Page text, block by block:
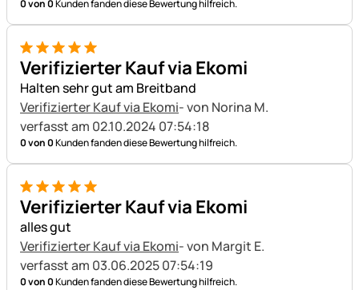
0 von 0Kunden fanden diese Bewertung hilfreich.
5 von 5
Verifizierter Kauf via Ekomi
Halten sehr gut am Breitband
Verifizierter Kauf via Ekomi- von Norina M.
verfasst am 02.10.2024 07:54:18
0 von 0Kunden fanden diese Bewertung hilfreich.
5 von 5
Verifizierter Kauf via Ekomi
alles gut
Verifizierter Kauf via Ekomi- von Margit E.
verfasst am 03.06.2025 07:54:19
0 von 0Kunden fanden diese Bewertung hilfreich.